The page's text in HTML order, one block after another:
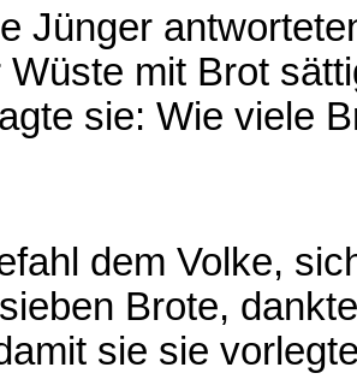
Jünger
Wüste mit Brot
sie: Wie viele
dem Volke,
Brote,
sie sie